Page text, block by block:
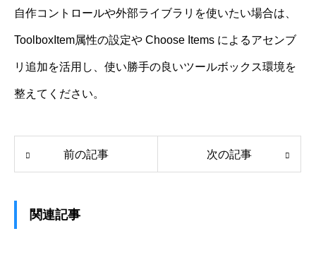
自作コントロールや外部ライブラリを使いたい場合は、
ToolboxItem属性の設定や Choose Items によるアセンブ
リ追加を活用し、使い勝手の良いツールボックス環境を
整えてください。
前の記事 次の記事
関連記事